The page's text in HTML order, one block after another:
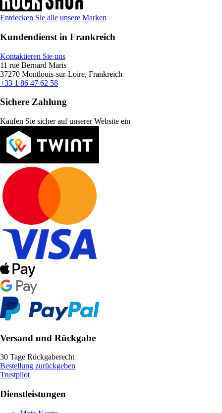
Entdecken Sie alle unsere Marken
Kundendienst in Frankreich
Kontaktieren Sie uns
11 rue Bernard Maris
37270 Montlouis-sur-Loire, Frankreich
+33 1 86 47 62 58
Sichere Zahlung
Kaufen Sie sicher auf unserer Website ein
Versand und Rückgabe
30 Tage Rückgaberecht
Bestellung zurückgeben
Trustpilot
Dienstleistungen